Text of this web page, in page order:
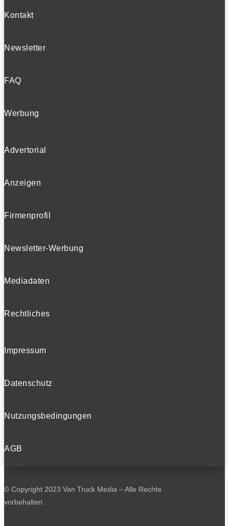
Kontakt
Newsletter
FAQ
Werbung
Advertorial
Anzeigen
Firmenprofil
Newsletter-Werbung
Mediadaten
Rechtliches
Impressum
Datenschutz
Nutzungsbedingungen
AGB
© Copyright 2023 Van Truck Media – Alle Rechte
vorbehalten.